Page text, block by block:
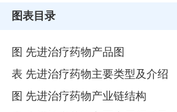
图表目录
图 先进治疗药物产品图
表 先进治疗药物主要类型及介绍
图 先进治疗药物产业链结构